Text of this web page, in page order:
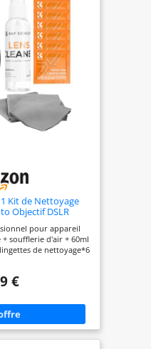
1 Kit de Nettoyage
Objectif DSLR
pour appareil
soufflerie d'air + 60ml
de nettoyage*6
nettoyage du capteur,
numériques, les
portables et d'autres
nettoyage de 60 ml +
: Adopter la tête
€